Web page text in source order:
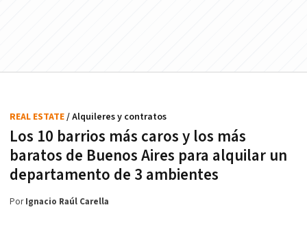
Los 10 barrios más caros y los más
baratos de Buenos Aires para alquilar un
departamento de 3 ambientes
REAL ESTATE/ Alquileres y contratos
PorIgnacio Raúl Carella